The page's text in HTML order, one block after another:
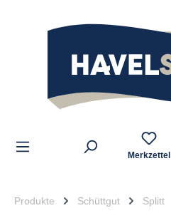
Zum Inhalt
Merkzettel
Produkte Schüttgut Splitt